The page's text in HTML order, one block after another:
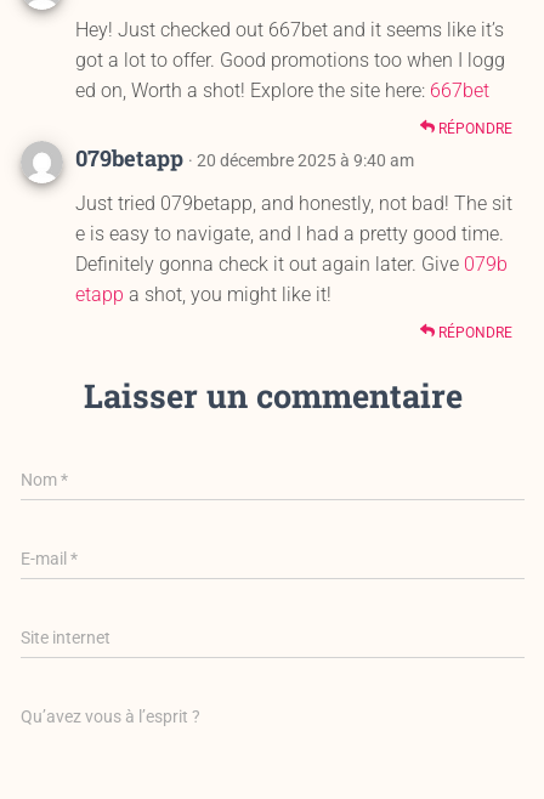
Hey! Just checked out 667bet and it seems like it’s
got a lot to offer. Good promotions too when I logg
ed on, Worth a shot! Explore the site here: 667bet
RÉPONDRE
079betapp · 20 décembre 2025 à 9:40 am
Just tried 079betapp, and honestly, not bad! The sit
e is easy to navigate, and I had a pretty good time.
Definitely gonna check it out again later. Give 079b
etapp a shot, you might like it!
RÉPONDRE
Laisser un commentaire
Nom*
E-mail*
Site internet
Qu’avez vous à l’esprit ?